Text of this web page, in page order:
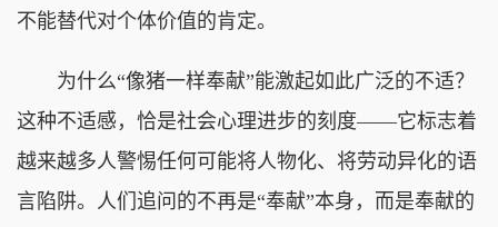
不能替代对个体价值的肯定。
为什么“像猪一样奉献”能激起如此广泛的不适？
这种不适感，恰是社会心理进步的刻度——它标志着
越来越多人警惕任何可能将人物化、将劳动异化的语
言陷阱。人们追问的不再是“奉献”本身，而是奉献的